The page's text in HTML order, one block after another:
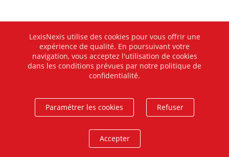
LexisNexis utilise des cookies pour vous offrir une
expérience de qualité. En poursuivant votre
navigation, vous acceptez l'utilisation de cookies
dans les conditions prévues par notre politique de
confidentialité.
Paramétrer les cookies Refuser
Accepter